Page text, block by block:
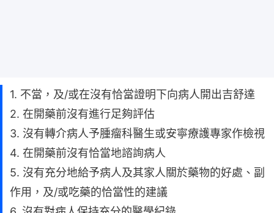
1. 不當，及/或在沒有恰當證明下向病人開出吉舒達
2. 在開藥前沒有進行足夠評估
3. 沒有轉介病人予腫瘤科醫生或安寧療護專家作檢視
4. 在開藥前沒有恰當地諮詢病人
5. 沒有充分地給予病人及其家人關於藥物的好處、副
作用，及/或吃藥的恰當性的建議